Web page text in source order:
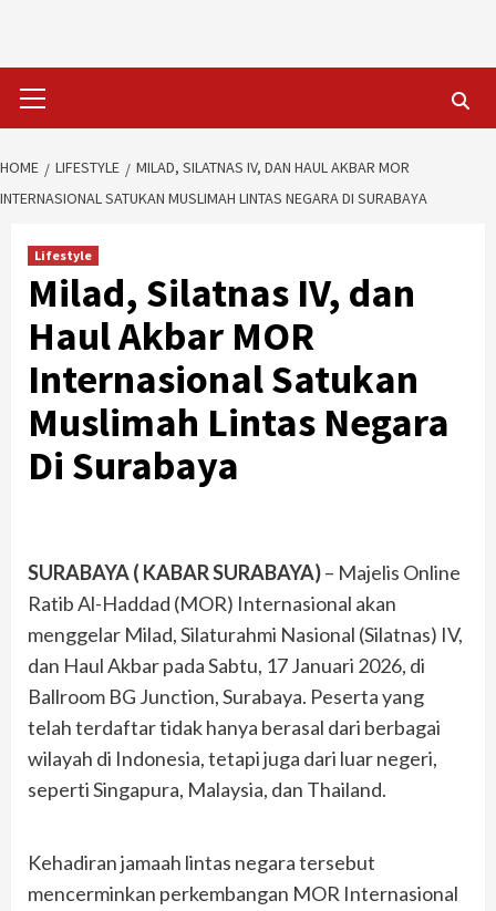
Menu
HOME LIFESTYLE
MILAD, SILATNAS IV, DAN HAUL AKBAR MOR
INTERNASIONAL SATUKAN MUSLIMAH LINTAS NEGARA DI SURABAYA
Lifestyle
Milad, Silatnas IV, dan
Haul Akbar MOR
Internasional Satukan
Muslimah Lintas Negara
Di Surabaya
SURABAYA ( KABAR SURABAYA)– Majelis Online
Ratib Al-Haddad (MOR) Internasional akan
menggelar Milad, Silaturahmi Nasional (Silatnas) IV,
dan Haul Akbar pada Sabtu, 17 Januari 2026, di
Ballroom BG Junction, Surabaya. Peserta yang
telah terdaftar tidak hanya berasal dari berbagai
wilayah di Indonesia, tetapi juga dari luar negeri,
seperti Singapura, Malaysia, dan Thailand.
Kehadiran jamaah lintas negara tersebut
mencerminkan perkembangan MOR Internasional